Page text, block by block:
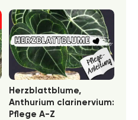
Herzblattblume,
Anthurium clarinervium:
Pflege A-Z